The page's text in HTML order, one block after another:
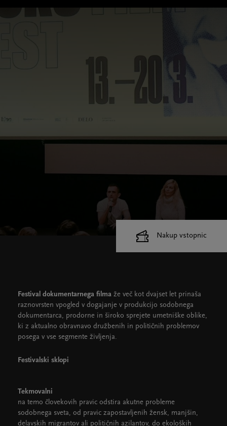
Festival dokumentarnega filma že več kot dvajset let prinaša
raznovrsten vpogled v dogajanje v produkcijo sodobnega
dokumentarca, prodorne in široko sprejete umetniške oblike,
ki z aktualno obravnavo družbenih in političnih problemov
posega v vse segmente življenja.
Festivalski sklopi
Tekmovalni
na temo človekovih pravic odstira akutne probleme
sodobnega sveta, od pravic zapostavljenih žensk, manjšin,
delavskih migrantov ali političnih azilantov, do ekoloških
Nakup vstopnic